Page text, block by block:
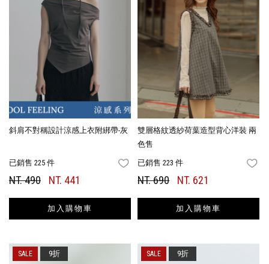
斜肩不對稱設計涼感上衣附綁帶-灰
已銷售 225 件 FAVORITES
NT. 490 NT. 441
加入購物車
雙層格紋透紗荷葉造型背心洋裝 兩
色售
已銷售 223 件
NT. 690 NT. 621
加入購物車
9折 9折